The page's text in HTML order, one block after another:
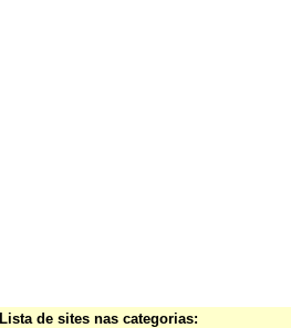
Lista de sites nas categorias: